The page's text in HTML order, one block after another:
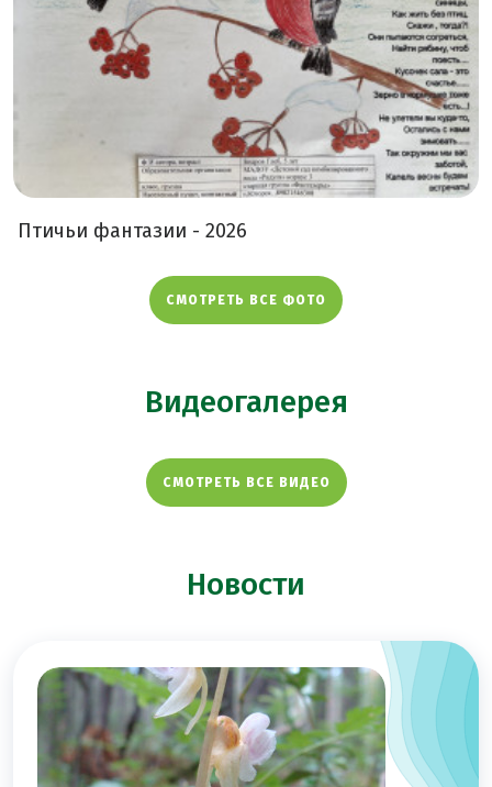
Птичьи фантазии - 2026
СМОТРЕТЬ ВСЕ ФОТО
Видеогалерея
СМОТРЕТЬ ВСЕ ВИДЕО
Новости